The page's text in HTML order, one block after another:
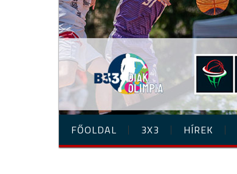
FŐOLDAL 3X3 HÍREK